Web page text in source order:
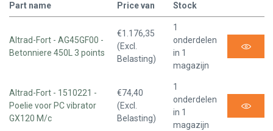
Part name Price van Stock
Altrad-Fort - AG45GF00 -
Betonniere 450L 3 points
€1.176,35
(Excl.
Belasting)
1
onderdelen
in 1
magazijn
Altrad-Fort - 1510221 -
Poelie voor PC vibrator
GX120 M/c
€74,40
(Excl.
Belasting)
1
onderdelen
in 1
magazijn